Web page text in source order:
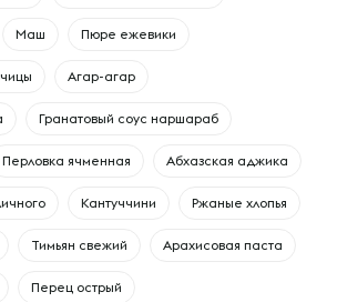
Маш Пюре ежевики
Агар-агар
Гранатовый соус наршараб
Перловка ячменная Абхазская аджика
Кантуччини Ржаные хлопья
Тимьян свежий Арахисовая паста
Перец острый